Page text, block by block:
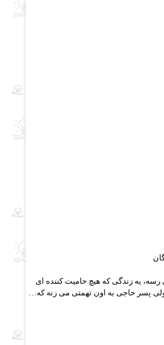
یه زندگی که هیچ حامیت کننده ای
پسر حاجی به اون تهمتی می زنه که…